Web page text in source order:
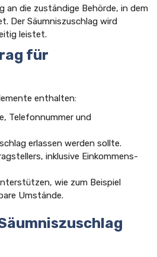
an die zuständige Behörde, in dem
Der Säumniszuschlag wird
leistet.
für
enthalten:
Telefonnummer und
erlassen werden sollte.
inklusive Einkommens-
wie zum Beispiel
Umstände.